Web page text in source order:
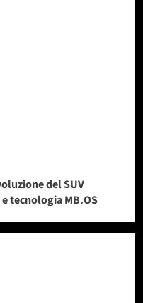
del SUV
tecnologia MB.OS